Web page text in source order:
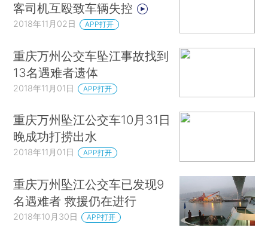
客司机互殴致车辆失控
2018年11月02日 APP打开
重庆万州公交车坠江事故找到
13名遇难者遗体
2018年11月01日 APP打开
重庆万州坠江公交车10月31日
晚成功打捞出水
2018年11月01日 APP打开
重庆万州坠江公交车已发现9
名遇难者 救援仍在进行
2018年10月30日 APP打开